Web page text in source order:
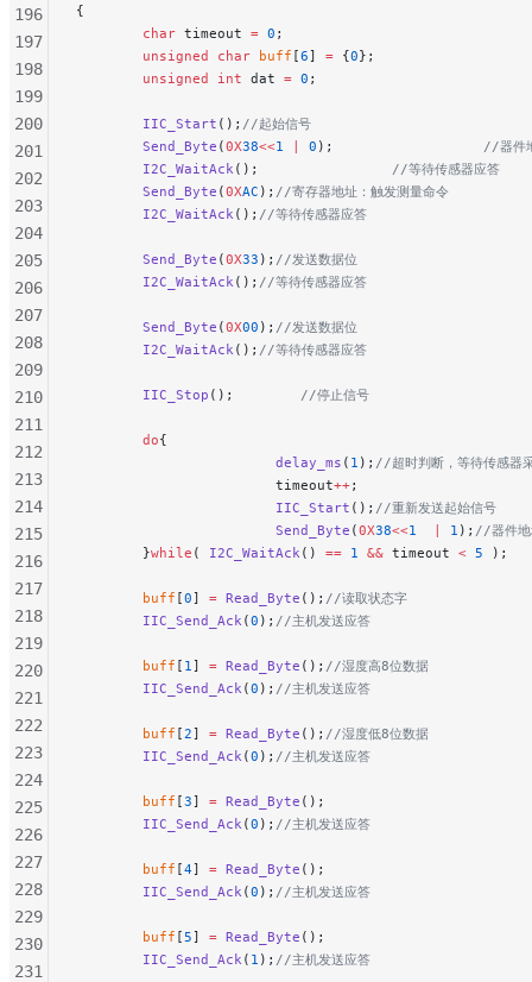
{
        char
timeout = 0 ;
        unsigned
char buff [6] = {0};
        unsigned
int dat = 0 ;
        IIC_Start
(); //起始信号
        Send_Byte
(0X38<<1 | 0 );
//器件
        I2C_WaitAck
();
                //等待传感器应答
        Send_Byte
(0XAC ); //寄存器地址：触发测量命令
        I2C_WaitAck
(); //等待传感器应答
        Send_Byte
(0X33 ); //发送数据位
        I2C_WaitAck
(); //等待传感器应答
        Send_Byte
(0X00 ); //发送数据位
        I2C_WaitAck
(); //等待传感器应答
        IIC_Stop
();
        //停止信号
        do
{
                        delay_ms
( 1 ); //超时判断，等待传感器
                        timeout
++;
                        IIC_Start
(); //重新发送起始信号
                        Send_Byte
(0X38<<1
  |
1 ); //器件地
        }
while ( I2C_WaitAck () == 1 && timeout < 5 );
        buff
[0] = Read_Byte (); //读取状态字
        IIC_Send_Ack
(0 ); //主机发送应答
        buff
[ 1 ] = Read_Byte (); //湿度高8位数据
        IIC_Send_Ack
(0 ); //主机发送应答
        buff
[2] = Read_Byte (); //湿度低8位数据
        IIC_Send_Ack
(0 ); //主机发送应答
        buff
[3] = Read_Byte ();
        IIC_Send_Ack
(0 ); //主机发送应答
        buff
[4] = Read_Byte ();
        IIC_Send_Ack
(0 ); //主机发送应答
        buff
[ 5] = Read_Byte ();
        IIC_Send_Ack
( 1 ); //主机发送应答
196
197
198
199
200
201
202
203
204
205
206
207
208
209
210
211
212
213
214
215
216
217
218
219
220
221
222
223
224
225
226
227
228
229
230
231